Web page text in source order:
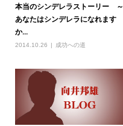
本当のシンデレラストーリー ～
あなたはシンデレラになれます
か...
2014.10.26 成功への道